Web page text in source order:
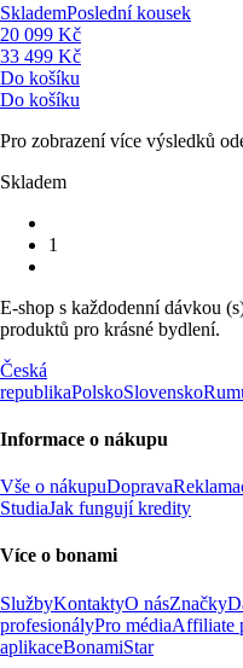
SklademPoslední kousek
20 099 Kč
33 499 Kč
Do košíku
Do košíku
Pro zobrazení více výsledků
Skladem
1
E-shop s každodenní dávkou
produktů pro krásné bydlení.
Česká
republikaPolskoSlovensko
Informace o nákupu
Vše o nákupuDoprava
StudiaJak fungují kredity
Více o bonami
SlužbyKontaktyO násZnačky
profesionályPro médiaAffiliate
aplikaceBonamiStar